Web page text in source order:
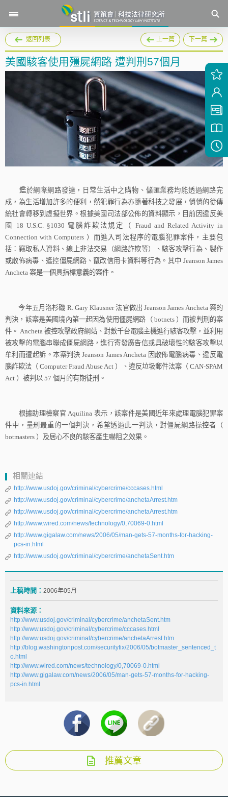
返回列表 上一篇 下一篇
美國駭客使用殭屍網路 遭判刑57個月
鑑於網際網路發達，日常生活中之購物、儲匯業務均能透過網路完
成，為生活增加許多的便利，然犯罪行為亦隨著科技之發展，悄悄的從傳
統社會轉移到虛擬世界。根據美國司法部公佈的資料顯示，目前因違反美
國
18 U.S.C. §1030 電腦詐欺法規定（
Fraud and Related Activity in
Connection with Computers ）而進入司法程序的電腦犯罪案件，主要包
括：竊取私人資料、線上非法交易（網路詐欺等）、駭客攻擊行為、製作
或散佈病毒、遙控僵屍網路、竄改信用卡資料等行為。其中 Jeanson James
Ancheta 案是一個具指標意義的案件。
今年五月洛杉磯 R. Gary Klausner 法官做出 Jeanson James Ancheta 案的
判決，該案是美國境內第一起因為使用僵屍網路（ botnets ）而被判刑的案
件。 Ancheta 被控攻擊政府網站、對數千台電腦主機進行駭客攻擊，並利用
被攻擊的電腦串聯成僵屍網路，進行寄發廣告信或具破壞性的駭客攻擊以
牟利而遭起訴。本案判決 Jeanson James Ancheta 因散佈電腦病毒、違反電
腦詐欺法（ Computer Fraud Abuse Act ）、違反垃圾郵件法案（ CAN-SPAM
Act ）被判以 57 個月的有期徒刑。
根據助理檢察官 Aquilina 表示，該案件是美國近年來處理電腦犯罪案
件中，量刑最重的一個判決，希望透過此一判決，對僵屍網路操控者（
botmasters ）及居心不良的駭客產生嚇阻之效果。
相關連結
http://www.usdoj.gov/criminal/cybercrime/cccases.html
http://www.usdoj.gov/criminal/cybercrime/anchetaArrest.htm
http://www.usdoj.gov/criminal/cybercrime/anchetaArrest.htm
http://www.wired.com/news/technology/0,70069-0.html
http://www.gigalaw.com/news/2006/05/man-gets-57-months-for-hacking-
pcs-in.html
http://www.usdoj.gov/criminal/cybercrime/anchetaSent.htm
上稿時間： 2006年05月
資料來源：
http://www.usdoj.gov/criminal/cybercrime/anchetaSent.htm
http://www.usdoj.gov/criminal/cybercrime/cccases.html
http://www.usdoj.gov/criminal/cybercrime/anchetaArrest.htm
http://blog.washingtonpost.com/securityfix/2006/05/botmaster_sentenced_t
o.html
http://www.wired.com/news/technology/0,70069-0.html
http://www.gigalaw.com/news/2006/05/man-gets-57-months-for-hacking-
pcs-in.html
推薦文章